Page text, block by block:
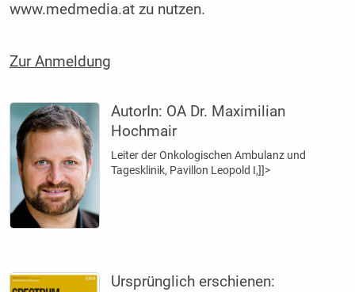
www.medmedia.at zu nutzen.
Zur Anmeldung
AutorIn: OA Dr. Maximilian
Hochmair
Leiter der Onkologischen Ambulanz und
Tagesklinik, Pavillon Leopold I,]]>
Ursprünglich erschienen: